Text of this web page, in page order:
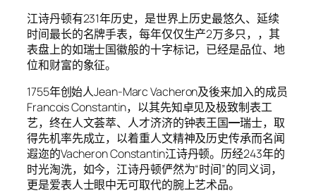
江诗丹顿有231年历史，是世界上历史最悠久、延续
时间最长的名牌手表，每年仅仅生产2万多只，，其
表盘上的如瑞士国徽般的十字标记，已经是品位、地
位和财富的象征。
1755年创始人Jean-Marc Vacheron及後来加入的成员
Francois Constantin，以其先知卓见及极致制表工
艺，终在人文荟萃、人才济济的钟表王国━瑞士，取
得先机率先成立，以着重人文精神及历史传承而名闻
遐迩的Vacheron Constantin江诗丹顿。历经243年的
时光淘洗，如今，江诗丹顿俨然为“时间”的同义词，
更是爱表人士眼中无可取代的腕上艺术品。